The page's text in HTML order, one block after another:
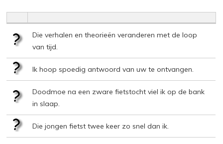
Die verhalen en theorieën veranderen met de loop
van tijd.
Ik hoop spoedig antwoord van uw te ontvangen.
Doodmoe na een zware fietstocht viel ik op de bank
in slaap.
Die jongen fietst twee keer zo snel dan ik.